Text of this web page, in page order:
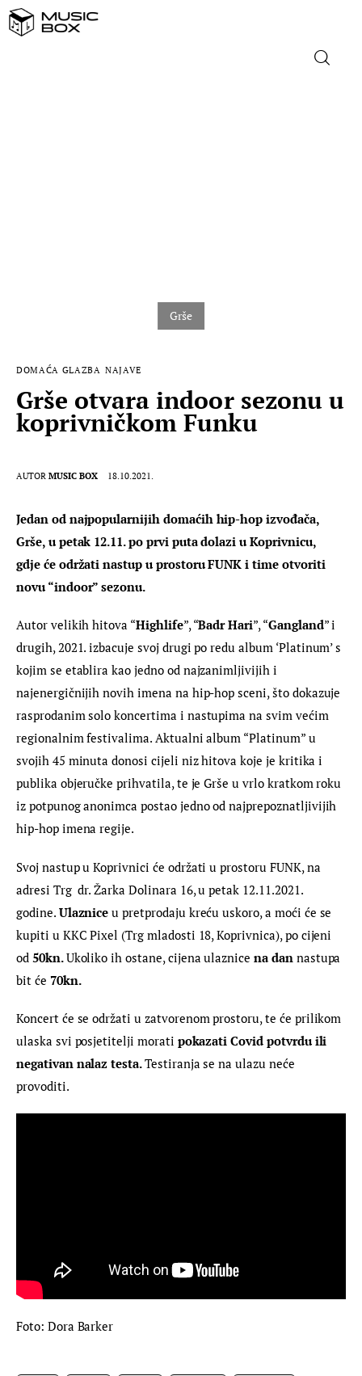
DOMAĆA GLAZBA NAJAVE
Grše otvara indoor sezonu u
koprivničkom Funku
AUTOR MUSIC BOX 18.10.2021.
Jedan od najpopularnijih domaćih hip-hop izvođača,
Grše, u petak 12.11. po prvi puta dolazi u Koprivnicu,
gdje će održati nastup u prostoru FUNK i time otvoriti
novu “indoor” sezonu.
Autor velikih hitova “Highlife”, “Badr Hari”, “Gangland” i
drugih, 2021. izbacuje svoj drugi po redu album ‘Platinum’ s
kojim se etablira kao jedno od najzanimljivijih i
najenergičnijih novih imena na hip-hop sceni, što dokazuje
rasprodanim solo koncertima i nastupima na svim većim
regionalnim festivalima. Aktualni album “Platinum” u
svojih 45 minuta donosi cijeli niz hitova koje je kritika i
publika objeručke prihvatila, te je Grše u vrlo kratkom roku
iz potpunog anonimca postao jedno od najprepoznatljivijih
hip-hop imena regije.
Svoj nastup u Koprivnici će održati u prostoru FUNK, na
adresi Trg  dr. Žarka Dolinara 16, u petak 12.11.2021.
godine. Ulaznice u pretprodaju kreću uskoro, a moći će se
kupiti u KKC Pixel (Trg mladosti 18, Koprivnica), po cijeni
od 50kn. Ukoliko ih ostane, cijena ulaznice na dan nastupa
bit će 70kn.
Koncert će se održati u zatvorenom prostoru, te će prilikom
ulaska svi posjetitelji morati pokazati Covid potvrdu ili
negativan nalaz testa. Testiranja se na ulazu neće
provoditi.
Foto: Dora Barker